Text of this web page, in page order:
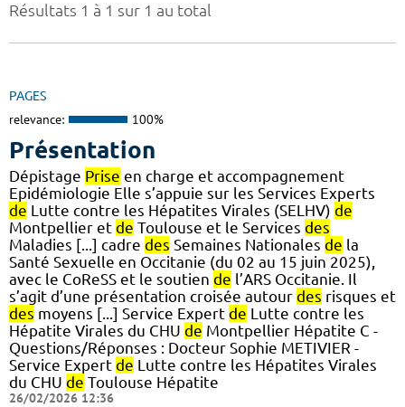
Résultats 1 à 1 sur 1 au total
PAGES
relevance: 100%
Présentation
Dépistage Prise en charge et accompagnement
Epidémiologie Elle s’appuie sur les Services Experts
de Lutte contre les Hépatites Virales (SELHV) de
Montpellier et de Toulouse et le Services des
Maladies [...] cadre des Semaines Nationales de la
Santé Sexuelle en Occitanie (du 02 au 15 juin 2025),
avec le CoReSS et le soutien de l’ARS Occitanie. Il
s’agit d’une présentation croisée autour des risques et
des moyens [...] Service Expert de Lutte contre les
Hépatite Virales du CHU de Montpellier Hépatite C -
Questions/Réponses : Docteur Sophie METIVIER -
Service Expert de Lutte contre les Hépatites Virales
du CHU de Toulouse Hépatite
26/02/2026 12:36